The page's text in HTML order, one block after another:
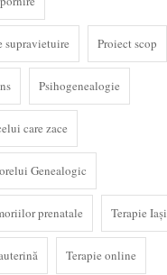
supravietuire Proiect scop
Psihogenealogie
care zace
Genealogic
prenatale Terapie Iași
Terapie online